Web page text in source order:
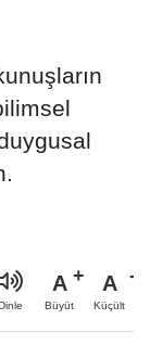
A
Büyüt
A
Küçült